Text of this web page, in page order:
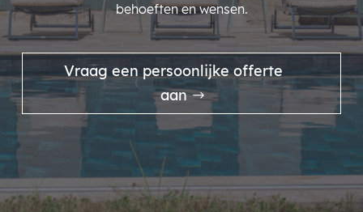
behoeften en wensen.
Vraag een persoonlijke offerte
aan